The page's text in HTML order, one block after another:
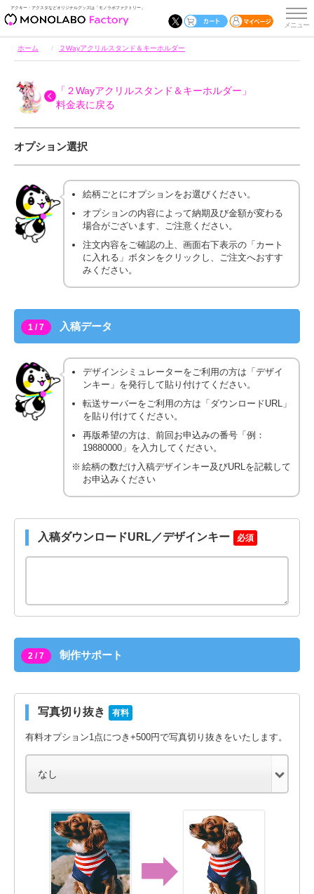
アクキー・アクスタなどオリジナルグッズは「モノラボファクトリー」
ホーム ２Wayアクリルスタンド＆キーホルダー
「２Wayアクリルスタンド＆キーホルダー」
料金表に戻る
オプション選択
絵柄ごとにオプションをお選びください。
オプションの内容によって納期及び金額が変わる
場合がございます、ご注意ください。
注文内容をご確認の上、画面右下表示の「カート
に入れる」ボタンをクリックし、ご注文へおすす
みください。
1 / 7 入稿データ
デザインシミュレーターをご利用の方は「デザイ
ンキー」を発行して貼り付けてください。
転送サーバーをご利用の方は「ダウンロードURL」
を貼り付けてください。
再版希望の方は、前回お申込みの番号「例：
19880000」を入力してください。
絵柄の数だけ入稿デザインキー及びURLを記載して
お申込みください
入稿ダウンロードURL／デザインキー 必須
2 / 7 制作サポート
写真切り抜き 有料
有料オプション1点につき+500円で写真切り抜きをいたします。